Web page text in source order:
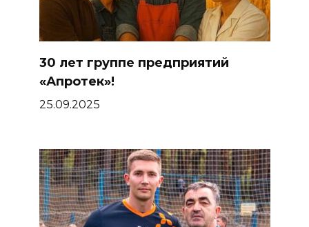
30 лет группе предприятий
«Апротек»!
25.09.2025